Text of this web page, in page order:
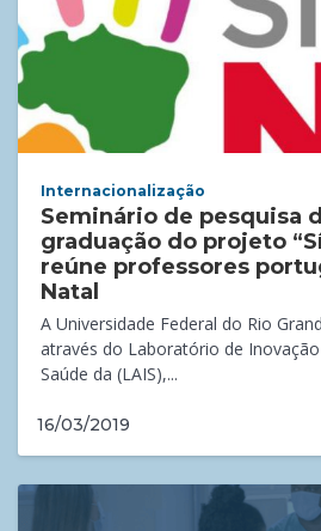
Internacionalização
Seminário de pesquisa
graduação do projeto
reúne professores
Natal
A Universidade Federal do Rio
através do Laboratório de
Saúde da (LAIS),...
16/03/2019